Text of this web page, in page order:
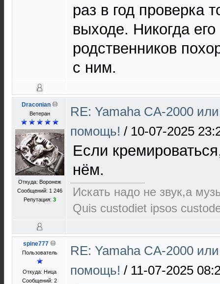
раз в год проверка
выходе. Никогда
родственников
с ним.
Draconian
Ветеран
Откуда: Воронеж
Сообщений: 1 246
Репутация: 3
RE: Yamaha CA-2000
помощь! / 10-07-2025
Если
нём.
Искать надо не звук,а
Quis custodiet ipsos
spine777
Пользователь
Откуда: Ница
Сообщений: 2
RE: Yamaha CA-2000
помощь! / 11-07-2025